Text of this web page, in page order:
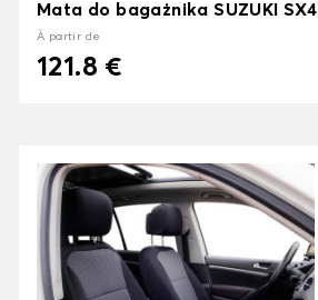
Mata do bagażnika SUZUKI SX4
À partir de
121.8 €